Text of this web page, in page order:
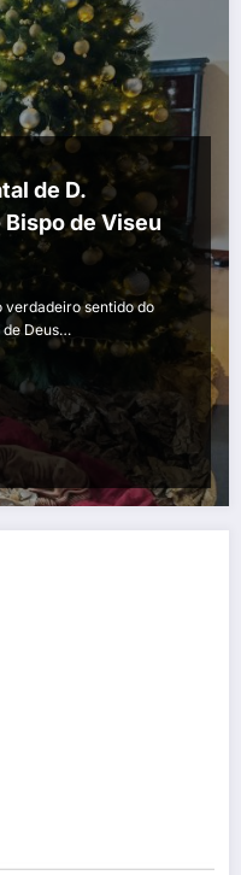
de D.
de Viseu
verdadeiro sentido do
de Deus…